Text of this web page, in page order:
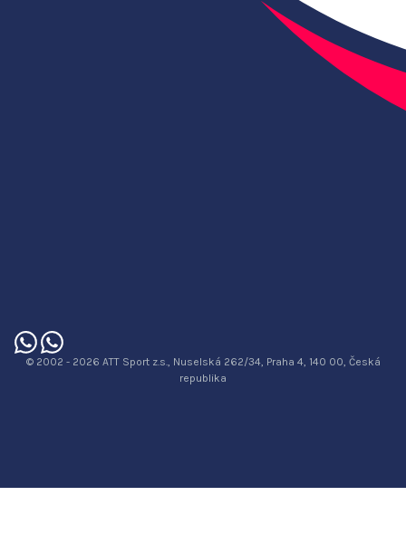
© 2002 - 2026 ATT Sport z.s., Nuselská 262/34, Praha 4, 140 00, Česká
republika